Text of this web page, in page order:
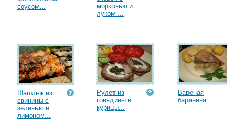
соусом...
морковью и
луком ...
Шашлык из
свинины с
зеленью и
лимоном...
Рулет из
говядины и
курицы...
Вареная
баранина